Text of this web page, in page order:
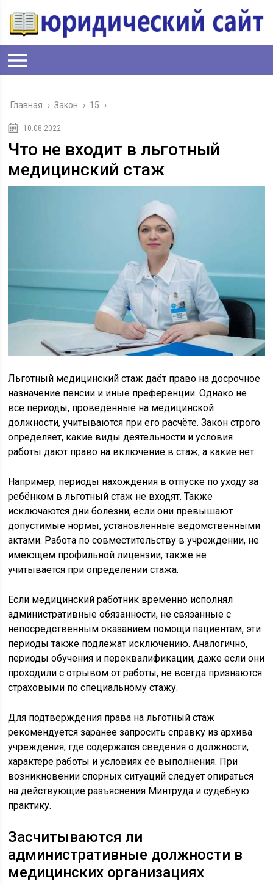
Главная › Закон › 15 ›
10.08.2022
Что не входит в льготный
медицинский стаж
Льготный медицинский стаж даёт право на досрочное
назначение пенсии и иные преференции. Однако не
все периоды, проведённые на медицинской
должности, учитываются при его расчёте. Закон строго
определяет, какие виды деятельности и условия
работы дают право на включение в стаж, а какие нет.
Например, периоды нахождения в отпуске по уходу за
ребёнком в льготный стаж не входят. Также
исключаются дни болезни, если они превышают
допустимые нормы, установленные ведомственными
актами. Работа по совместительству в учреждении, не
имеющем профильной лицензии, также не
учитывается при определении стажа.
Если медицинский работник временно исполнял
административные обязанности, не связанные с
непосредственным оказанием помощи пациентам, эти
периоды также подлежат исключению. Аналогично,
периоды обучения и переквалификации, даже если они
проходили с отрывом от работы, не всегда признаются
страховыми по специальному стажу.
Для подтверждения права на льготный стаж
рекомендуется заранее запросить справку из архива
учреждения, где содержатся сведения о должности,
характере работы и условиях её выполнения. При
возникновении спорных ситуаций следует опираться
на действующие разъяснения Минтруда и судебную
практику.
Засчитываются ли
административные должности в
медицинских организациях